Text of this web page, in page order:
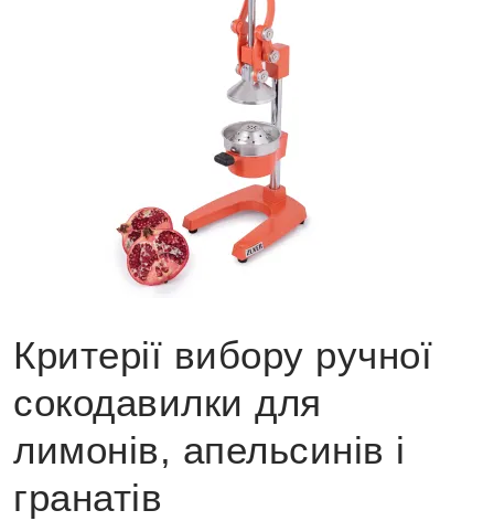
Критерії вибору ручної
сокодавилки для
лимонів, апельсинів і
гранатів